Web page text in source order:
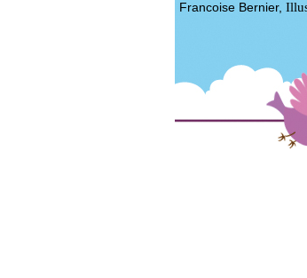
Francoise Bernier,